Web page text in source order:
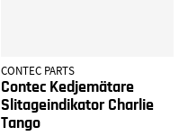
CONTEC PARTS
Contec Kedjemätare
Slitageindikator Charlie
Tango